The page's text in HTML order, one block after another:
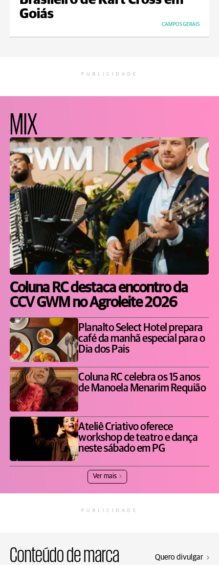
Goiás
CAMPOS GERAIS
PUBLICIDADE
MIX
Coluna RC destaca encontro da
CCV GWM no Agroleite 2026
Planalto Select Hotel prepara
café da manhã especial para o
Dia dos Pais
Coluna RC celebra os 15 anos
de Manoela Menarim Requião
Ateliê Criativo oferece
workshop de teatro e dança
neste sábado em PG
Ver mais
PUBLICIDADE
Conteúdo de marca Quero divulgar